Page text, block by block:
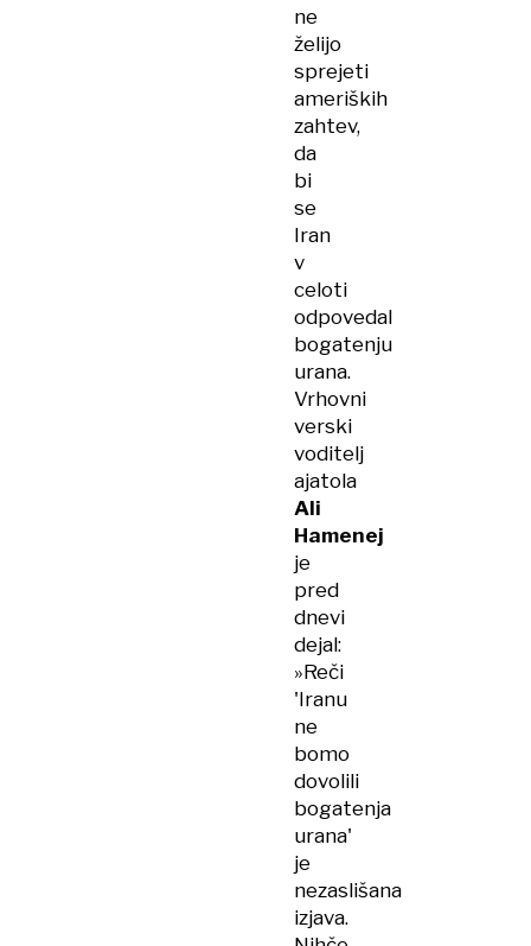
ne
želijo
sprejeti
ameriških
zahtev,
da
bi
se
Iran
v
celoti
odpovedal
bogatenju
urana.
Vrhovni
verski
voditelj
ajatola
Ali
Hamenej
je
pred
dnevi
dejal:
»Reči
'Iranu
ne
bomo
dovolili
bogatenja
urana'
je
nezaslišana
izjava.